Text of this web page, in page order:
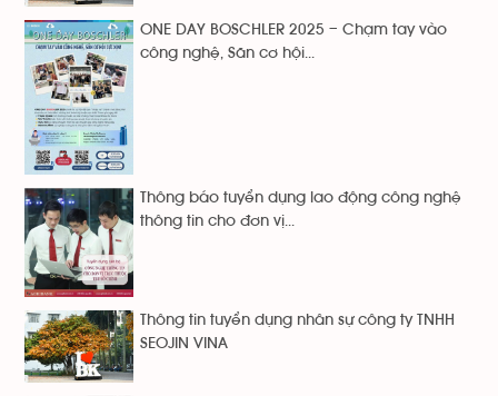
ONE DAY BOSCHLER 2025 – Chạm tay vào
công nghệ, Săn cơ hội...
Thông báo tuyển dụng lao động công nghệ
thông tin cho đơn vị...
Thông tin tuyển dụng nhân sự công ty TNHH
SEOJIN VINA